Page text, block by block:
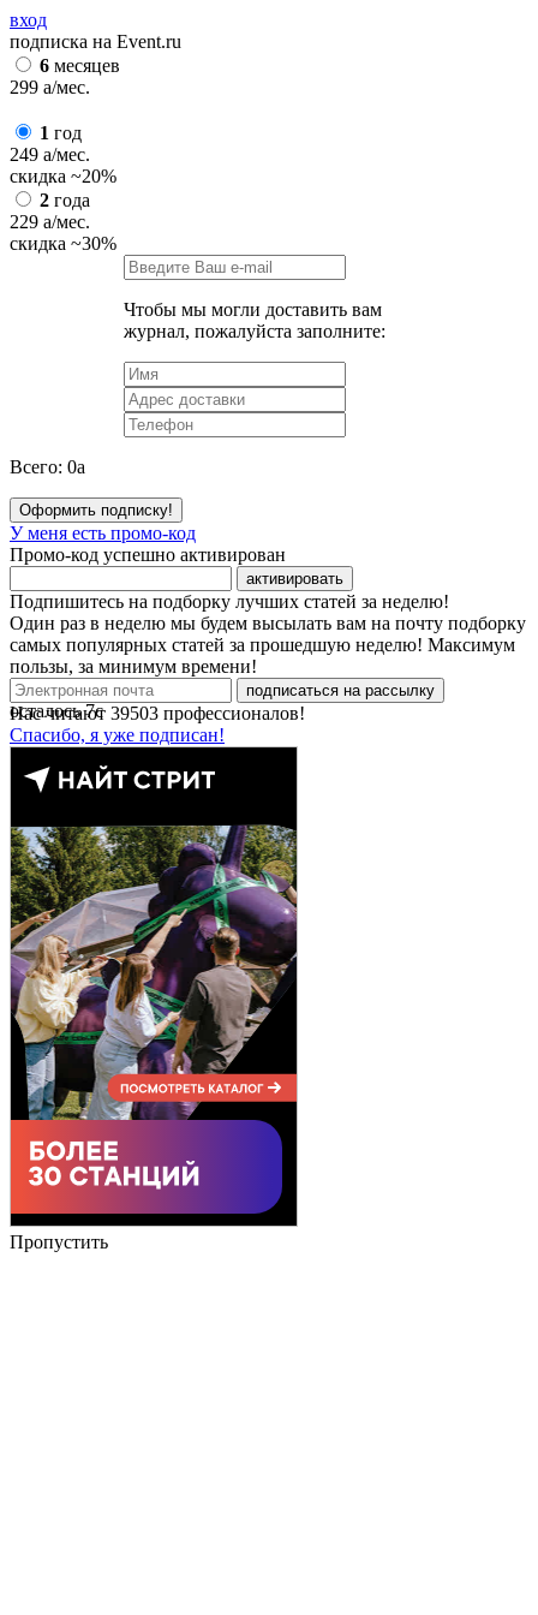
вход
подписка на Event.ru
6 месяцев
299 a/мес.
1 год
249 a/мес.
скидка ~20%
2 года
229 a/мес.
скидка ~30%
Чтобы мы могли доставить вам
журнал, пожалуйста заполните:
Всего: 0a
Оформить подписку!
У меня есть промо-код
Промо-код успешно активирован
активировать
Подпишитесь на подборку лучших статей за неделю!
Один раз в неделю мы будем высылать вам на почту подборку
самых популярных статей за прошедшую неделю! Максимум
пользы, за минимум времени!
подписаться на рассылку
Нас читают 39503 профессионалов!
Спасибо, я уже подписан!
осталось7с
Пропустить